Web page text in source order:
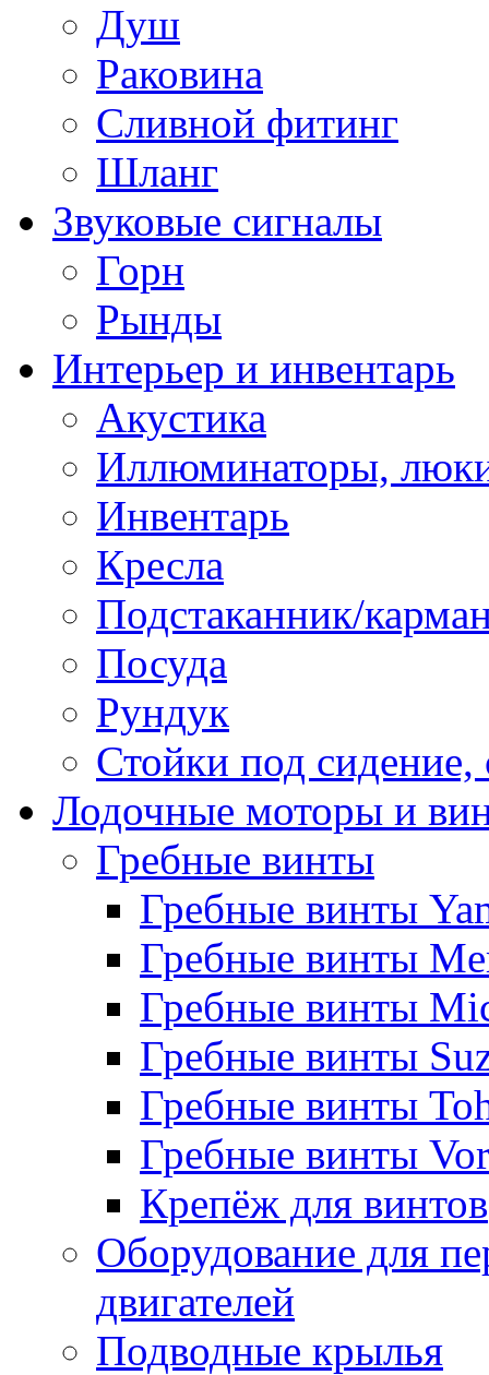
Душ
Раковина
Сливной фитинг
Шланг
Звуковые сигналы
Горн
Рынды
Интерьер и инвентарь
Акустика
Иллюминаторы,
Инвентарь
Кресла
Подстаканник/
Посуда
Рундук
Стойки под
Лодочные моторы и
Гребные винты
Гребные винты
Гребные винты
Гребные винты
Гребные винты
Гребные винты
Гребные винты
Крепёж для винтов
Оборудование для
двигателей
Подводные крылья